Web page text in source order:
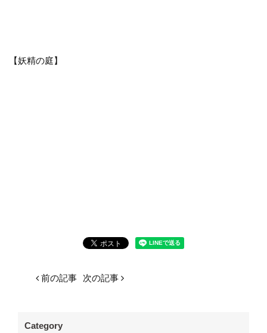
【妖精の庭】
前の記事 次の記事
Category